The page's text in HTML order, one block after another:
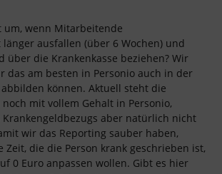
wenn Mitarbeitende
ausfallen (über 6 Wochen) und
über die Krankenkasse beziehen? Wir
das am besten in Personio auch in der
können. Aktuell steht die
mit vollem Gehalt in Personio,
aber natürlich nicht
wir das Reporting sauber haben,
die die Person krank geschrieben ist,
0 Euro anpassen wollen. Gibt es hier